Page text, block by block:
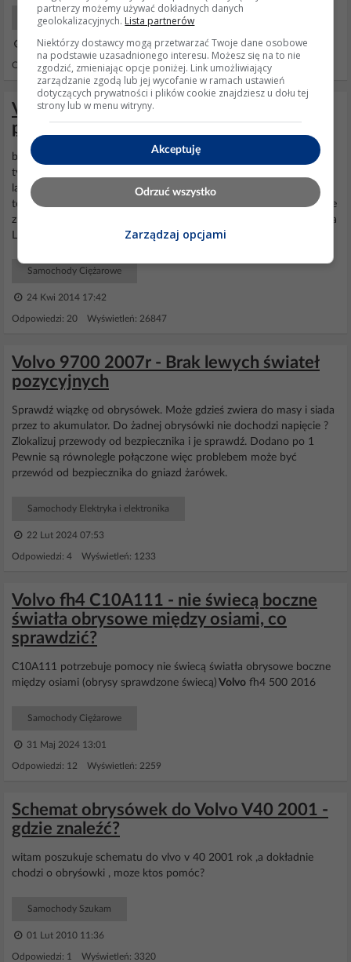
Po godzinach samochody
10 Lut 2020 08:30
Odpowiedzi: 41 Wyświetleń: 3483
Volvo FH12 '05 - brak tylnych świateł
pozycyjnych i bocznych obrysówek
bezpieczniki okej pozycje z przodu świeca chyba nie ma osobno na
tył i przód tylko po przekątnej. Witam zasilanie idzie do każdej
lampy osobno z kasety LCM-u, sprawdź wtyczki przy lampach oraz
te wcześniejsze, przy kasecie LCM-u sprawdź czy wychodzi zasilanie
z punktów PC2-11 oraz PC2-8, sprawdź tez bezpieczniki pod kaseta
LCM-u oraz wtyczke na ramie...
Samochody Ciężarowe
24 Kwi 2014 17:42
Odpowiedzi: 20 Wyświetleń: 26847
Volvo 9700 2007r - Brak lewych świateł
pozycyjnych
Sprawdź wiązkę od obrysówek. Może gdzieś zwiera do masy i siada
przez to akumulator. Do żadnej obrysówki nie dochodzi napięcie ?
Zlokalizuj przewody od bezpiecznika i je sprawdź. Dodano po 1
Pewnie są równolegle połączone więc problebem może być
przewód od bezpiecznika do gniazd żarówek.
Samochody Elektryka i elektronika
22 Lut 2024 07:53
Odpowiedzi: 4 Wyświetleń: 1233
Volvo fh4 C10A111 - nie świecą boczne
światła obrysowe między osiami, co
sprawdzić?
C10A111 potrzebuje pomocy nie świecą światła obrysowe boczne
między osiami (obrysy sprawdzone świecą) Volvo fh4 500 2016
Samochody Ciężarowe
31 Maj 2024 13:01
Odpowiedzi: 12 Wyświetleń: 2259
Schemat obrysówek do Volvo V40 2001 -
gdzie znaleźć?
witam poszukuje schematu do vlvo v 40 2001 rok ,a dokładnie
chodzi o obryśowki , moze ktos pomóc?
Samochody Szukam
01 Lut 2010 11:36
Odpowiedzi: 1 Wyświetleń: 3320
partnerzy możemy używać dokładnych danych
geolokalizacyjnych. Lista partnerów
Niektórzy dostawcy mogą przetwarzać Twoje dane osobowe
na podstawie uzasadnionego interesu. Możesz się na to nie
zgodzić, zmieniając opcje poniżej. Link umożliwiający
zarządzanie zgodą lub jej wycofanie w ramach ustawień
dotyczących prywatności i plików cookie znajdziesz u dołu tej
strony lub w menu witryny.
Akceptuję
Odrzuć wszystko
Zarządzaj opcjami